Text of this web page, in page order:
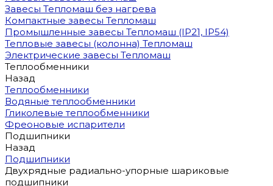
Завесы Тепломаш без нагрева
Компактные завесы Тепломаш
Промышленные завесы Тепломаш (IP21, IP54)
Тепловые завесы (колонна) Тепломаш
Электрические завесы Тепломаш
Теплообменники
Назад
Теплообменники
Водяные теплообменники
Гликолевые теплообменники
Фреоновые испарители
Подшипники
Назад
Подшипники
Двухрядные радиально-упорные шариковые
подшипники